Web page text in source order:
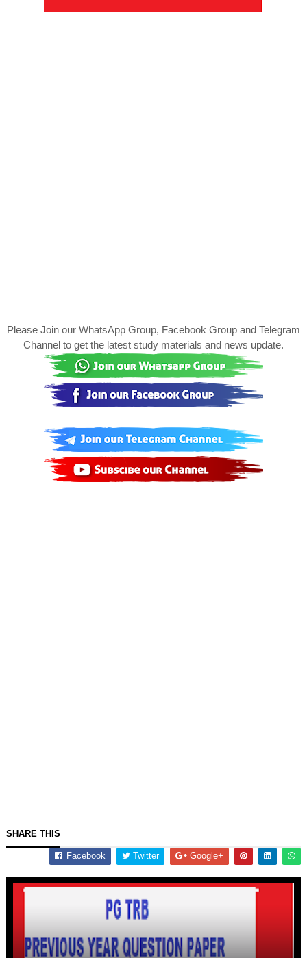
Please Join our WhatsApp Group, Facebook Group and Telegram
Channel to get the latest study materials and news update.
SHARE THIS
Facebook Twitter Google+